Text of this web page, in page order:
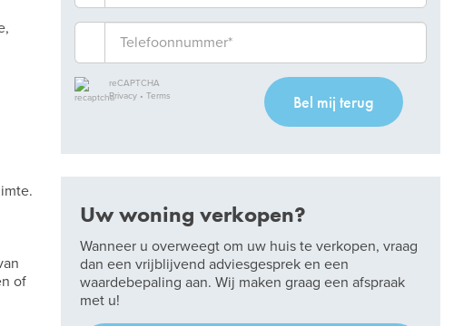
of
reCAPTCHA
Privacy • Terms Bel mij terug
Uw woning verkopen?
Wanneer u overweegt om uw huis te verkopen, vraag
dan een vrijblijvend adviesgesprek en een
waardebepaling aan. Wij maken graag een afspraak
met u!